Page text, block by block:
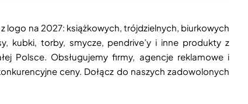
logo na 2027: książkowych, trójdzielnych, biurkowych
kubki, torby, smycze, pendrive’y i inne produkty z
Polsce. Obsługujemy firmy, agencje reklamowe i
ceny. Dołącz do naszych zadowolonych